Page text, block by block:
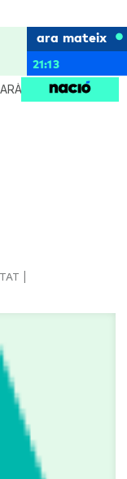
ara mateix
21:13
CRIANÇA